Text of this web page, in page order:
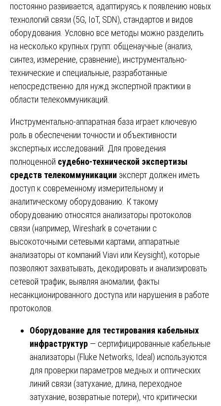
постоянно развивается, адаптируясь к появлению новых
технологий связи (5G, IoT, SDN), стандартов и видов
оборудования. Условно все методы можно разделить
на несколько крупных групп: общенаучные (анализ,
синтез, измерение, сравнение), инструментально-
технические и специальные, разработанные
непосредственно для нужд экспертной практики в
области телекоммуникаций.
Инструментально-аппаратная база играет ключевую
роль в обеспечении точности и объективности
экспертных исследований. Для проведения
полноценной судебно-технической экспертизы
средств телекоммуникации эксперт должен иметь
доступ к современному измерительному и
аналитическому оборудованию. К такому
оборудованию относятся анализаторы протоколов
связи (например, Wireshark в сочетании с
высокоточными сетевыми картами, аппаратные
анализаторы от компаний Viavi или Keysight), которые
позволяют захватывать, декодировать и анализировать
сетевой трафик, выявляя аномалии, факты
несанкционированного доступа или нарушения в работе
протоколов.
Оборудование для тестирования кабельных
инфраструктур — сертифицированные кабельные
анализаторы (Fluke Networks, Ideal) используются
для проверки параметров медных и оптических
линий связи (затухание, длина, переходное
затухание, возвратные потери), что критически